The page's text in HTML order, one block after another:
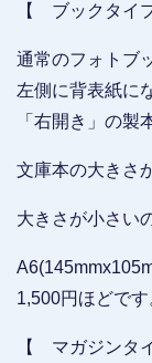
【 ブックタイ
通常のフォトブ
左側に背表紙に
「右開き」の製
文庫本の大きさ
大きさが小さい
1,500円ほどです
【 マガジンタ